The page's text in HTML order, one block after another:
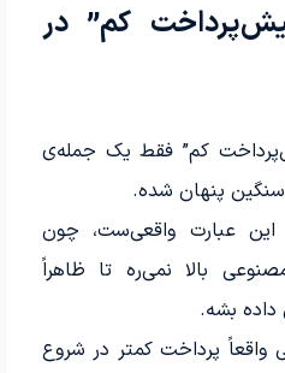
کم” در
کم” فقط یک جمله‌ی
پنهان شده.
این عبارت واقعی‌ست، چون
بالا نمی‌ره تا ظاهراً
بشه.
واقعاً پرداخت کمتر در شروع